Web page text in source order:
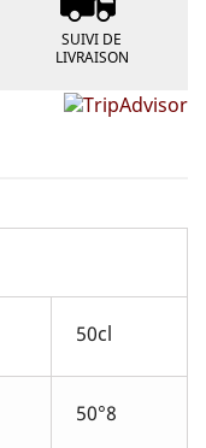
SUIVI DE
LIVRAISON
50cl
50°8